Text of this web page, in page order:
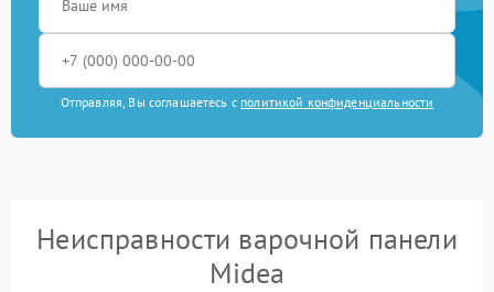
Отправляя, Вы соглашаетесь с политикой конфиденциальности
Неисправности варочной панели
Midea